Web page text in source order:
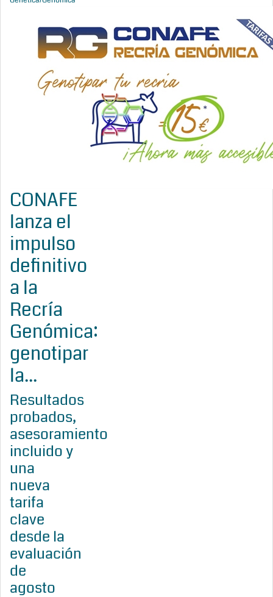
CONAFE
lanza el
impulso
definitivo
a la
Recría
Genómica:
genotipar
la...
Resultados
probados,
asesoramiento
incluido y
una
nueva
tarifa
clave
desde la
evaluación
de
agosto